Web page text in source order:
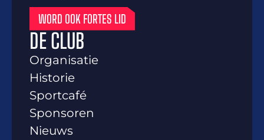
WORD OOK FORTES LID
DE CLUB
Organisatie
Historie
Sportcafé
Sponsoren
Nieuws